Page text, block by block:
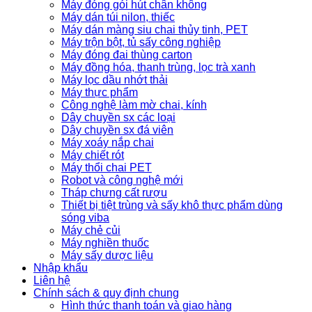
Máy đóng gói hút chân không
Máy dán túi nilon, thiếc
Máy dán màng siu chai thủy tinh, PET
Máy trộn bột, tủ sấy công nghiệp
Máy đóng đai thùng carton
Máy đồng hóa, thanh trùng, lọc trà xanh
Máy lọc dầu nhớt thải
Máy thực phẩm
Công nghệ làm mờ chai, kính
Dây chuyền sx các loại
Dây chuyền sx đá viên
Máy xoáy nắp chai
Máy chiết rót
Máy thổi chai PET
Robot và công nghệ mới
Tháp chưng cất rượu
Thiết bị tiệt trùng và sấy khô thực phẩm dùng
sóng viba
Máy chẻ củi
Máy nghiền thuốc
Máy sấy dược liệu
Nhập khẩu
Liên hệ
Chính sách & quy định chung
Hình thức thanh toán và giao hàng